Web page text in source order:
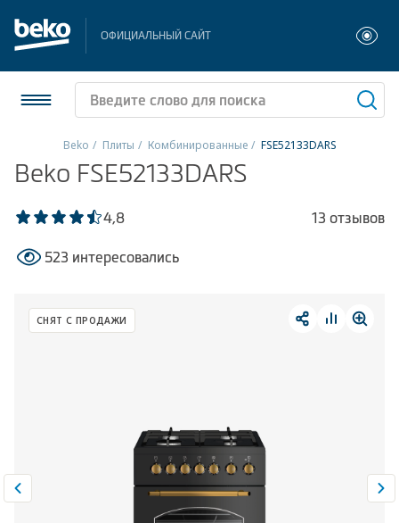
ОФИЦИАЛЬНЫЙ САЙТ
Холодильники и морозильники
Стиральные и сушильные машины
Посудомоечные машины
Встраиваемая техника
Сравнить 0
Beko Плиты Комбинированные FSE52133DARS
Beko FSE52133DARS
4,8 13 отзывов
523 интересовались
СНЯТ С ПРОДАЖИ